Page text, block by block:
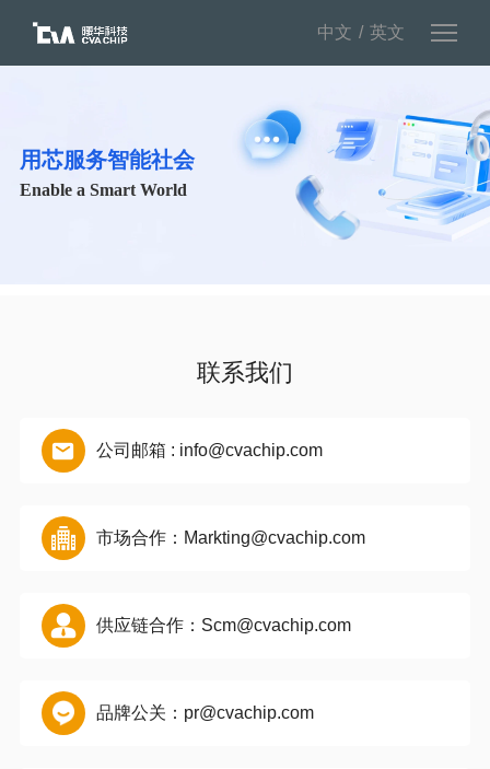
中文 英文
用芯服务智能社会
Enable a Smart World
联系我们
公司邮箱 : info@cvachip.com
市场合作：Markting@cvachip.com
供应链合作：Scm@cvachip.com
品牌公关：pr@cvachip.com